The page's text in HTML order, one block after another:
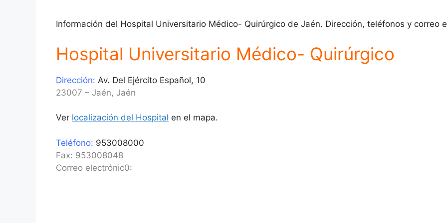
Información del Hospital Universitario Médico- Quirúrgico de Jaén. Dirección, teléfonos y correo
Hospital Universitario Médico- Quirúrgico
Dirección: Av. Del Ejército Español, 10
23007 – Jaén, Jaén
Ver localización del Hospital en el mapa.
Teléfono: 953008000
Fax: 953008048
Correo electrónic0: